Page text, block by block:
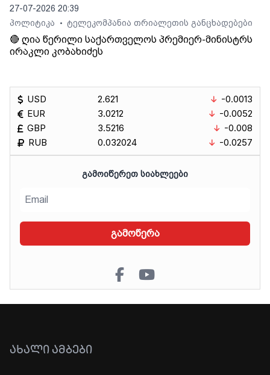
27-07-2026 20:39
პოლიტიკა
• ტელეკომპანია თრიალეთის განცხადებები
🔴 ღია წერილი საქართველოს პრემიერ-მინისტრს
ირაკლი კობახიძეს
USD
EUR
GBP
RUB
2.621
3.0212
3.5216
0.032024
-0.0013
-0.0052
-0.008
-0.0257
ᲒᲐᲛᲝᲘᲬᲔᲠᲔᲗ ᲡᲘᲐᲮᲚᲔᲔᲑᲘ
გამოწერა
ᲐᲮᲐᲚᲘ ᲐᲛᲑᲔᲑᲘ